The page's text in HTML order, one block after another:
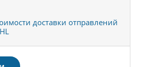
доставки отправлений